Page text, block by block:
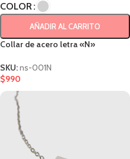
COLOR
AÑADIR AL CARRITO
Collar de acero letra «N»
SKU:ns-001N
$990